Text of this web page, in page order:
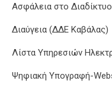
Ασφάλεια στο Διαδίκτυο
Διαύγεια (ΔΔΕ Καβάλας)
Λίστα Υπηρεσιών
Ψηφιακή Υπογραφή-